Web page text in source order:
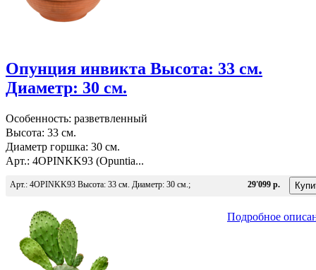
Опунция инвикта Высота: 33 см.
Диаметр: 30 см.
Особенность: разветвленный
Высота: 33 см.
Диаметр горшка: 30 см.
Арт.: 4OPINKK93 (Opuntia...
Арт.: 4OPINKK93 Высота: 33 см. Диаметр: 30 см.; 29'099 р.
Подробное